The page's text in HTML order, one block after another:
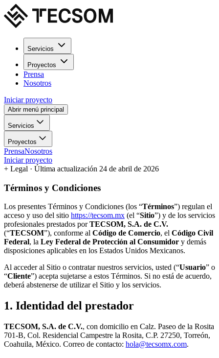
Servicios
Proyectos
Prensa
Nosotros
Iniciar proyecto
Abrir menú principal
Servicios
Proyectos
PrensaNosotros
Iniciar proyecto
+ Legal · Última actualización 24 de abril de 2026
Términos y Condiciones
Los presentes Términos y Condiciones (los “Términos”) regulan el
acceso y uso del sitio https://tecsom.mx (el “Sitio”) y de los servicios
profesionales prestados porTECSOM, S.A. de C.V.
(“TECSOM”), conforme al Código de Comercio, el Código Civil
Federal, la Ley Federal de Protección al Consumidor y demás
disposiciones aplicables en los Estados Unidos Mexicanos.
Al acceder al Sitio o contratar nuestros servicios, usted (“Usuario” o
“Cliente”) acepta sujetarse a estos Términos. Si no está de acuerdo,
deberá abstenerse de utilizar el Sitio y los servicios.
1. Identidad del prestador
TECSOM, S.A. de C.V., con domicilio en Calz. Paseo de la Rosita
701-B, Col. Residencial Campestre la Rosita, C.P. 27250, Torreón,
Coahuila, México. Correo de contacto: hola@tecsomx.com.